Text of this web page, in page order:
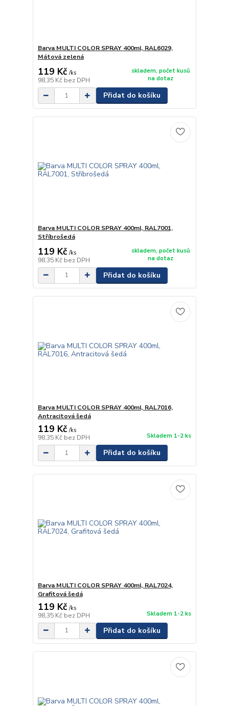
Barva MULTI COLOR SPRAY 400ml, RAL6029,
Mátová zelená
119 Kč /ks
98,35 Kč bez DPH
skladem, počet kusů
na dotaz
Přidat do košíku
Barva MULTI COLOR SPRAY 400ml, RAL7001,
Stříbrošedá
119 Kč /ks
98,35 Kč bez DPH
skladem, počet kusů
na dotaz
Přidat do košíku
Barva MULTI COLOR SPRAY 400ml, RAL7016,
Antracitová šedá
119 Kč /ks
98,35 Kč bez DPH Skladem 1-2 ks
Přidat do košíku
Barva MULTI COLOR SPRAY 400ml, RAL7024,
Grafitová šedá
119 Kč /ks
98,35 Kč bez DPH Skladem 1-2 ks
Přidat do košíku